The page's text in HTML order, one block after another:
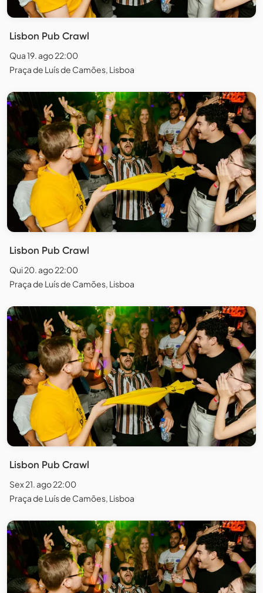
Lisbon Pub Crawl
Qua 19. ago 22:00
Praça de Luís de Camões, Lisboa
Lisbon Pub Crawl
Qui 20. ago 22:00
Praça de Luís de Camões, Lisboa
Lisbon Pub Crawl
Sex 21. ago 22:00
Praça de Luís de Camões, Lisboa